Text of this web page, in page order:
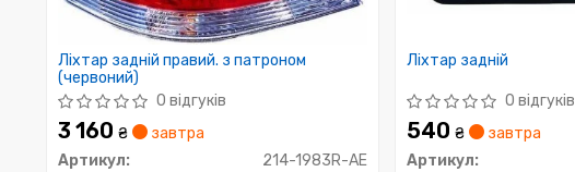
Ліхтар задній правий. з патроном
(червоний)
0 відгуків
3 160 ₴
завтра
Артикул:
214-1983R-AE
Ліхтар задній
0 відгуків
540₴
завтра
Артикул: